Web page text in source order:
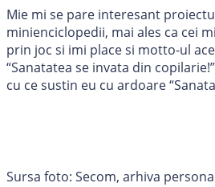
Mie mi se pare interesant
minienciclopedii, mai ales ca cei
prin joc si imi place si motto-ul
“Sanatatea se invata din
cu ce sustin eu cu ardoare
Sursa foto: Secom, arhiva